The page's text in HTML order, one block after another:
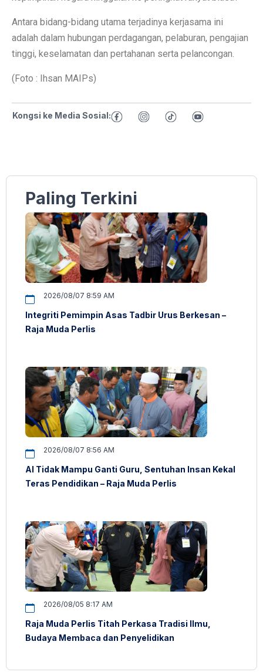
Antara bidang-bidang utama terjadinya kerjasama ini
adalah dalam hubungan perdagangan, pelaburan, pengajian
tinggi, keselamatan dan pertahanan serta pelancongan.
(Foto : Ihsan MAIPs)
Kongsi ke Media Sosial:
Paling Terkini
2026/08/07 8:59 AM
Integriti Pemimpin Asas Tadbir Urus Berkesan –
Raja Muda Perlis
2026/08/07 8:56 AM
AI Tidak Mampu Ganti Guru, Sentuhan Insan Kekal
Teras Pendidikan – Raja Muda Perlis
2026/08/05 8:17 AM
Raja Muda Perlis Titah Perkasa Tradisi Ilmu,
Budaya Membaca dan Penyelidikan